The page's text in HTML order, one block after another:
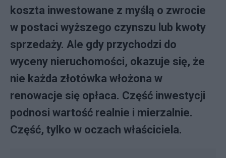
koszta inwestowane z myślą o zwrocie
w postaci wyższego czynszu lub kwoty
sprzedaży. Ale gdy przychodzi do
wyceny nieruchomości, okazuje się, że
nie każda złotówka włożona w
renowacje się opłaca. Część inwestycji
podnosi wartość realnie i mierzalnie.
Część, tylko w oczach właściciela.